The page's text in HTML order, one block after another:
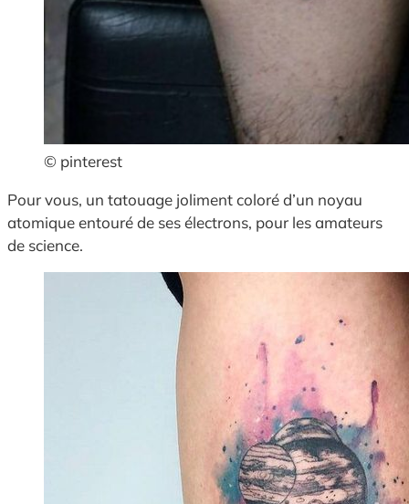
© pinterest
Pour vous, un tatouage joliment coloré d’un noyau
atomique entouré de ses électrons, pour les amateurs
de science.